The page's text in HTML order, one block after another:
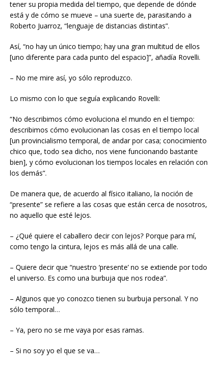
tener su propia medida del tiempo, que depende de dónde
está y de cómo se mueve – una suerte de, parasitando a
Roberto Juarroz, “lenguaje de distancias distintas”.
Así, “no hay un único tiempo; hay una gran multitud de ellos
[uno diferente para cada punto del espacio]”, añadía Rovelli.
– No me mire así, yo sólo reproduzco.
Lo mismo con lo que seguía explicando Rovelli:
“No describimos cómo evoluciona el mundo en el tiempo:
describimos cómo evolucionan las cosas en el tiempo local
[un provincialismo temporal, de andar por casa; conocimiento
chico que, todo sea dicho, nos viene funcionando bastante
bien], y cómo evolucionan los tiempos locales en relación con
los demás”.
De manera que, de acuerdo al físico italiano, la noción de
“presente” se refiere a las cosas que están cerca de nosotros,
no aquello que esté lejos.
– ¿Qué quiere el caballero decir con lejos? Porque para mí,
como tengo la cintura, lejos es más allá de una calle.
– Quiere decir que “nuestro ‘presente’ no se extiende por todo
el universo. Es como una burbuja que nos rodea”.
– Algunos que yo conozco tienen su burbuja personal. Y no
sólo temporal…
– Ya, pero no se me vaya por esas ramas.
– Si no soy yo el que se va…